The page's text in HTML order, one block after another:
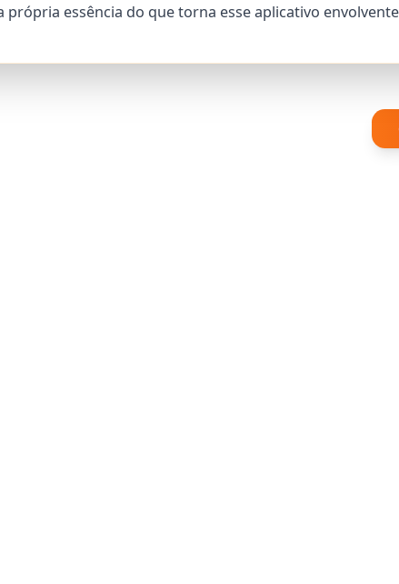
essência do que torna esse aplicativo